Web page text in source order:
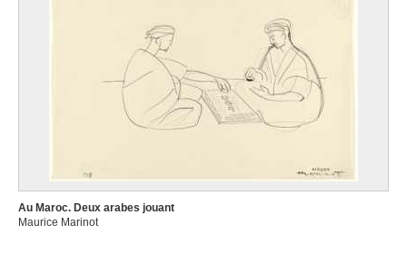
Au Maroc. Deux arabes jouant
Maurice Marinot